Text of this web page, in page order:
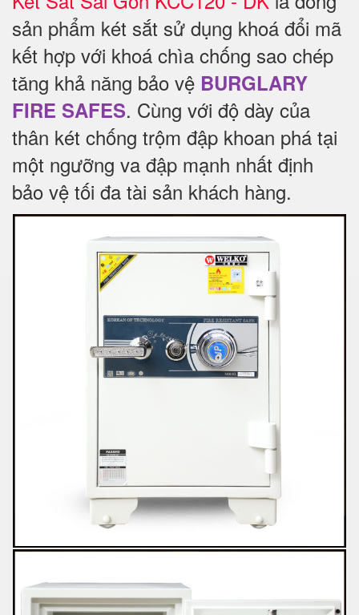
sản phẩm két sắt sử dụng khoá đổi mã
kết hợp với khoá chìa chống sao chép
tăng khả năng bảo vệ BURGLARY
FIRE SAFES. Cùng với độ dày của
thân két chống trộm đập khoan phá tại
một ngưỡng va đập mạnh nhất định
bảo vệ tối đa tài sản khách hàng.